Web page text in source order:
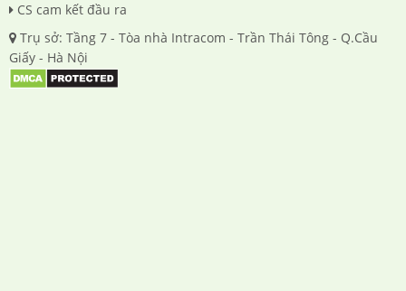
CS cam kết đầu ra
Trụ sở: Tầng 7 - Tòa nhà Intracom - Trần Thái Tông - Q.Cầu
Giấy - Hà Nội